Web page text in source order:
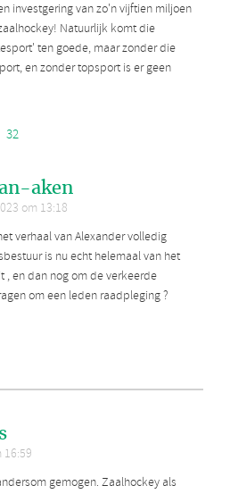
investgering van zo'n vijftien miljoen
Natuurlijk komt die
ten goede, maar zonder die
en zonder topsport is er geen
32
aken
om 13:18
verhaal van Alexander volledig
is nu echt helemaal van het
, en dan nog om de verkeerde
om een leden raadpleging ?
16:59
gemogen. Zaalhockey als